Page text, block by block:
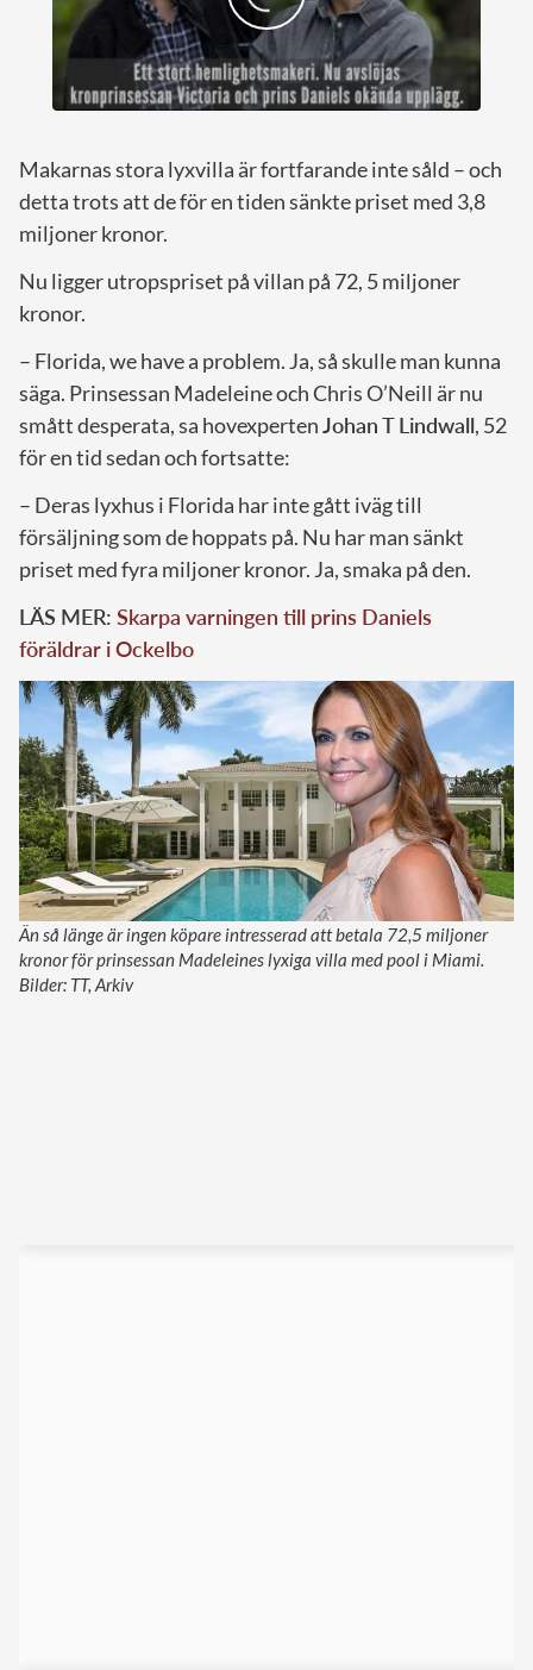
Makarnas stora lyxvilla är fortfarande inte såld – och
detta trots att de för en tiden sänkte priset med 3,8
miljoner kronor.
Nu ligger utropspriset på villan på 72, 5 miljoner
kronor.
– Florida, we have a problem. Ja, så skulle man kunna
säga. Prinsessan Madeleine och Chris O’Neill är nu
smått desperata, sa hovexpertenJohan T Lindwall, 52
för en tid sedan och fortsatte:
– Deras lyxhus i Florida har inte gått iväg till
försäljning som de hoppats på. Nu har man sänkt
priset med fyra miljoner kronor. Ja, smaka på den.
LÄS MER: Skarpa varningen till prins Daniels
föräldrar i Ockelbo
Än så länge är ingen köpare intresserad att betala 72,5 miljoner
kronor för prinsessan Madeleines lyxiga villa med pool i Miami.
Bilder: TT, Arkiv